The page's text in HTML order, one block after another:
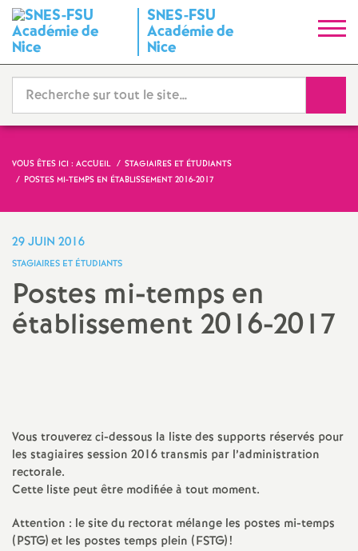
SNES-FSU
Académie de
Nice
y
n
t
t
i
o
VOUS ÊTES ICI : ACCUEIL
STAGIAIRES ET ÉTUDIANTS
POSTES MI-TEMPS EN ÉTABLISSEMENT 2016-2017
29 JUIN 2016
STAGIAIRES ET ÉTUDIANTS
Postes mi-temps en
établissement 2016-2017
Vous trouverez ci-dessous la liste des supports réservés pour
les stagiaires session 2016 transmis par l’administration
rectorale.
Cette liste peut être modifiée à tout moment.
Attention : le site du rectorat mélange les postes mi-temps
(PSTG) et les postes temps plein (FSTG)!